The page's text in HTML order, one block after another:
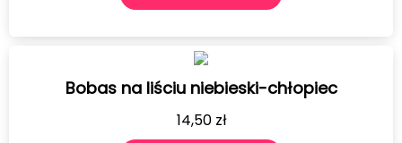
Bobas na liściu niebieski-chłopiec
14,50 zł